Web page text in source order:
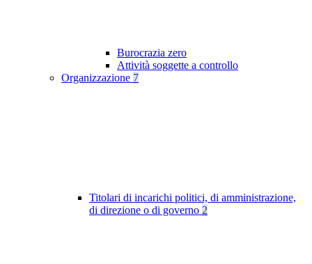
Burocrazia zero
Attività soggette a controllo
Organizzazione 7
Titolari di incarichi politici, di amministrazione,
di direzione o di governo 2